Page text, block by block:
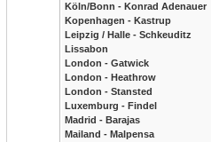
Köln/Bonn - Konrad Adenauer
Kopenhagen - Kastrup
Leipzig / Halle - Schkeuditz
Lissabon
London - Gatwick
London - Heathrow
London - Stansted
Luxemburg - Findel
Madrid - Barajas
Mailand - Malpensa